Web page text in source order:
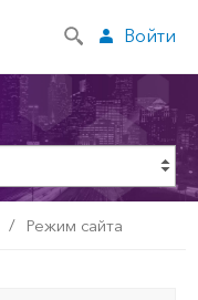
Войти
Режим сайта